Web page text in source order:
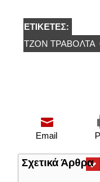
ΕΤΙΚΈΤΕΣ:
ΤΖΟΝ ΤΡΑΒΌΛΤΑ
Email
Σχετικά Άρθρα